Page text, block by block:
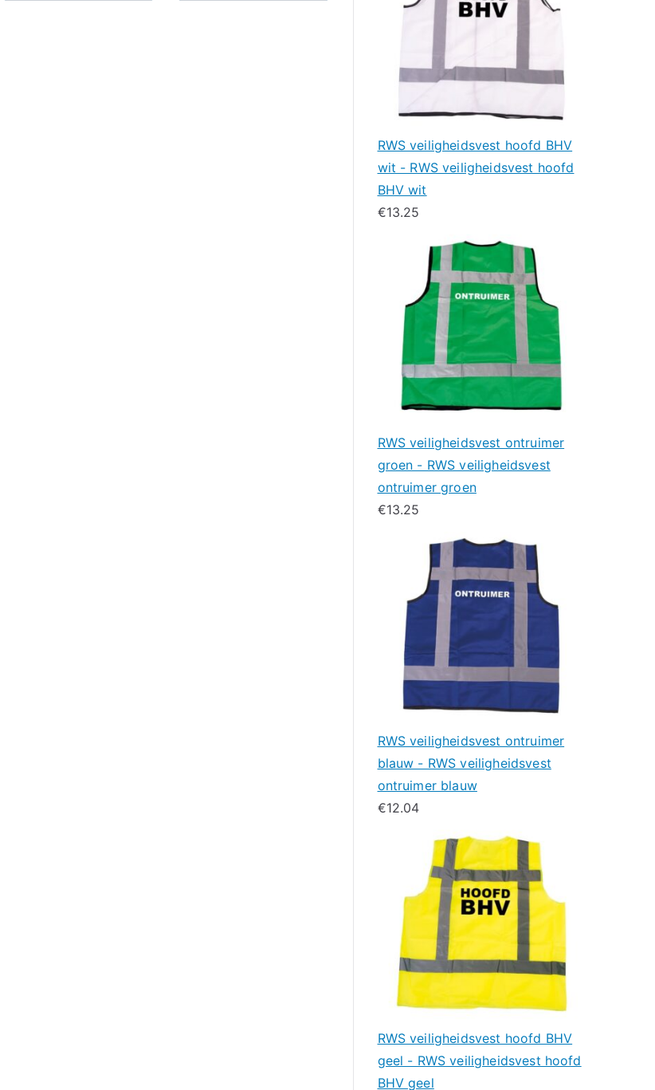
RWS veiligheidsvest hoofd BHV
wit - RWS veiligheidsvest hoofd
BHV wit
€13.25
RWS veiligheidsvest ontruimer
groen - RWS veiligheidsvest
ontruimer groen
€13.25
RWS veiligheidsvest ontruimer
blauw - RWS veiligheidsvest
ontruimer blauw
€12.04
RWS veiligheidsvest hoofd BHV
geel - RWS veiligheidsvest hoofd
BHV geel